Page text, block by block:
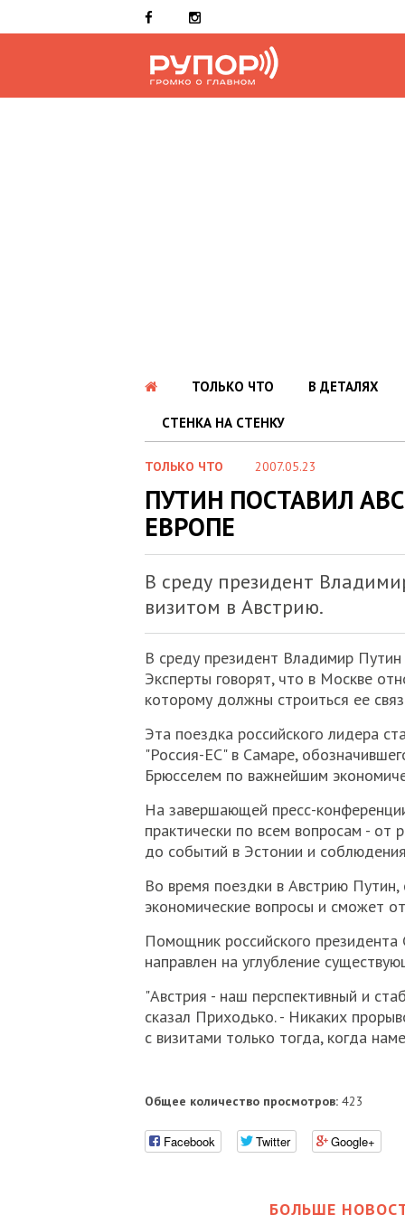
ТОЛЬКО ЧТО В ДЕТАЛЯХ
СТЕНКА НА СТЕНКУ
ТОЛЬКО ЧТО 2007.05.23
ПУТИН ПОСТАВИЛ
ЕВРОПЕ
В среду президент
визитом в Австрию.
В среду президент Владимир
Эксперты говорят, что в Москве
которому должны строиться ее
Эта поездка российского лидера
"Россия-ЕС" в Самаре,
Брюсселем по важнейшим
На завершающей пресс-
практически по всем вопросам - от
до событий в Эстонии и
Во время поездки в Австрию
экономические вопросы и сможет
Помощник российского президента
направлен на углубление
"Австрия - наш перспективный и
сказал Приходько. - Никаких
с визитами только тогда, когда
Общее количество просмотров:423
Facebook Twitter Google+
БОЛЬШЕ